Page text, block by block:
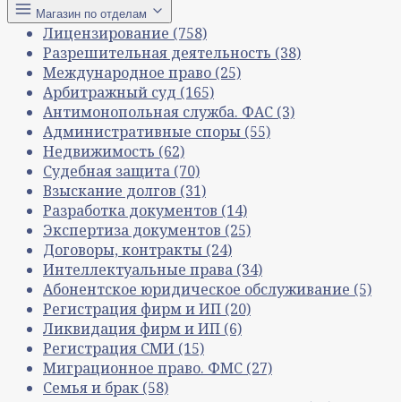
Магазин по отделам
Лицензирование (758)
Разрешительная деятельность (38)
Международное право (25)
Арбитражный суд (165)
Антимонопольная служба. ФАС (3)
Административные споры (55)
Недвижимость (62)
Судебная защита (70)
Взыскание долгов (31)
Разработка документов (14)
Экспертиза документов (25)
Договоры, контракты (24)
Интеллектуальные права (34)
Абонентское юридическое обслуживание (5)
Регистрация фирм и ИП (20)
Ликвидация фирм и ИП (6)
Регистрация СМИ (15)
Миграционное право. ФМС (27)
Семья и брак (58)